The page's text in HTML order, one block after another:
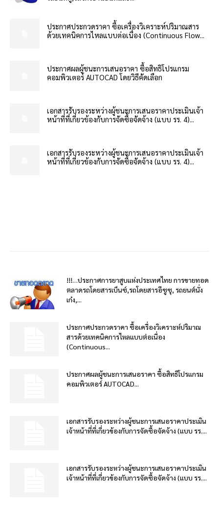
ประกาศประกวดราคา ซื้อเครื่องวิเคราะห์ปริมาณสาร
ด้วยเทคนิคการไหลแบบต่อเนื่อง (Continuous Flow...
ประกาศผลผู้ชนะการเสนอราคา ซื้อสิทธิโปรแกรม
คอมพิวเตอร์ AUTOCAD โดยวิธีคัดเลือก
เอกสารรับรองระหว่างผู้ชนะการเสนอราคาประเมินเจ้า
หน้าที่ที่เกี่ยวข้องกับการจัดซื้อจัดจ้าง (แบบ รร. 4)...
เอกสารรับรองระหว่างผู้ชนะการเสนอราคาประเมินเจ้า
หน้าที่ที่เกี่ยวข้องกับการจัดซื้อจัดจ้าง (แบบ รร. 4)...
!!!…ประกาศการยาสูบแห่งประเทศไทย การขายทอด
ตลาดรถโดยสารเบ็นซ์,รถโดยสารอีซูซุ, รถยนต์นั่ง
เก๋ง,...
ประกาศประกวดราคา ซื้อเครื่องวิเคราะห์ปริมาณ
สารด้วยเทคนิคการไหลแบบต่อเนื่อง
(Continuous...
ประกาศผลผู้ชนะการเสนอราคา ซื้อสิทธิโปรแกรม
คอมพิวเตอร์ AUTOCAD...
เอกสารรับรองระหว่างผู้ชนะการเสนอราคาประเมิน
เจ้าหน้าที่ที่เกี่ยวข้องกับการจัดซื้อจัดจ้าง (แบบ รร....
เอกสารรับรองระหว่างผู้ชนะการเสนอราคาประเมิน
เจ้าหน้าที่ที่เกี่ยวข้องกับการจัดซื้อจัดจ้าง (แบบ รร....